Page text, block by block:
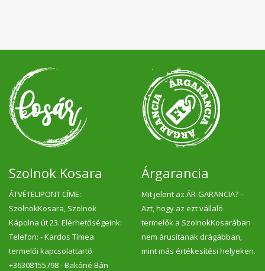
Szolnok Kosara
ÁTVÉTELIPONT CÍME:
SzolnokKosara, Szolnok
Kápolna út 23. Elérhetőségeink:
Telefon: - Kardos Tímea
termelői kapcsolattartó
+36308155798 - Bakóné Bán
Árgarancia
Mit jelent az ÁR-GARANCIA? –
Azt, hogy az ezt vállaló
termelők a SzolnokKosarában
nem árusítanak drágábban,
mint más értékesítési helyeken.